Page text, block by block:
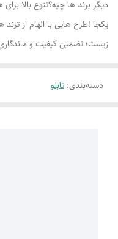
دیگر برند ها چیه؟تنوع بالا
یکجا !طرح هایی با الهام از
زیست؛ تضمین کیفیت و
دسته‌بندی: تابلو